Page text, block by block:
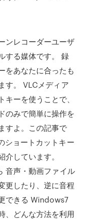
ンレコーダーユーザ
する媒体です。 録
をあなたに合ったも
す。 VLCメディア
ーを使うことで、
のみで簡単に操作を
すよ。この記事で
ショートカットキー
しています。
音声・動画ファイル
更したり、逆に音程
できる Windows7
、どんな方法を利用